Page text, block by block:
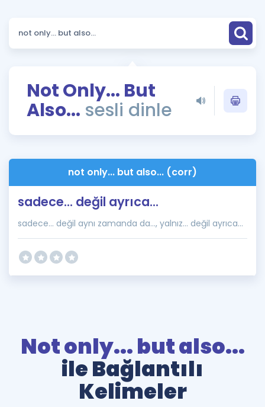
Kampanyalar
Blog
İngilizce Gramer
Not Only... But
Also... sesli dinle
not only... but also... (corr)
sadece... değil ayrıca...
sadece... değil aynı zamanda da..., yalnız... değil ayrıca...
Not only... but also...
ile Bağlantılı
Kelimeler